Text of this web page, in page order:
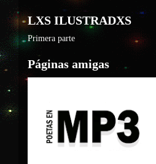
LXS ILUSTRADXS
Primera parte
Páginas amigas